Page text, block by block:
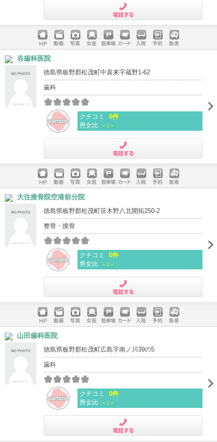
ホームペ
ージ
動画 写真 女医 駐車場
クレジッ
入院 予約 急患
谷歯科医院
徳島県板野郡松茂町中喜来字蔵野1-62
歯科
クチコミ
0件
男女比 -：-
ホームペ
ージ
動画 写真 女医 駐車場
クレジッ
入院 予約 急患
大住接骨院空港前分院
徳島県板野郡松茂町笹木野八北開拓250-2
整骨・接骨
クチコミ
0件
男女比 -：-
ホームペ
ージ
動画 写真 女医 駐車場
クレジッ
入院 予約 急患
山田歯科医院
徳島県板野郡松茂町広島字南ノ川39の5
歯科
クチコミ
0件
男女比 -：-